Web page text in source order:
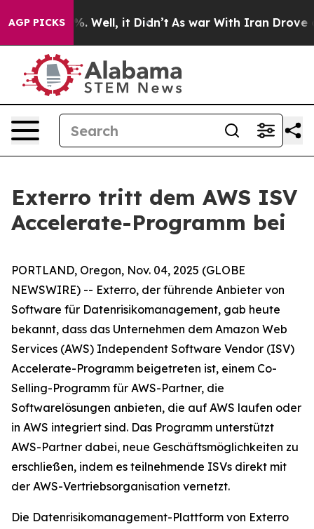
AGP PICKS
40%. Well, it Didn’t As war With Iran Drove oil
Exterro tritt dem AWS ISV
Accelerate-Programm bei
PORTLAND, Oregon, Nov. 04, 2025 (GLOBE
NEWSWIRE) -- Exterro, der führende Anbieter von
Software für Datenrisikomanagement, gab heute
bekannt, dass das Unternehmen dem Amazon Web
Services (AWS) Independent Software Vendor (ISV)
Accelerate-Programm beigetreten ist, einem Co-
Selling-Programm für AWS-Partner, die
Softwarelösungen anbieten, die auf AWS laufen oder
in AWS integriert sind. Das Programm unterstützt
AWS-Partner dabei, neue Geschäftsmöglichkeiten zu
erschließen, indem es teilnehmende ISVs direkt mit
der AWS-Vertriebsorganisation vernetzt.
Die Datenrisikomanagement-Plattform von Exterro